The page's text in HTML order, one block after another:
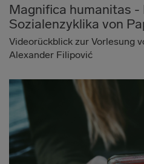
Magnifica humanitas -
Sozialenzyklika von
Videorückblick zur Vorlesung
Alexander Filipović